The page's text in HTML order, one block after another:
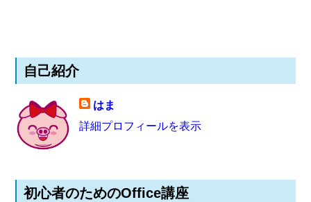
自己紹介
はま
詳細プロフィールを表示
初心者のためのOffice講座